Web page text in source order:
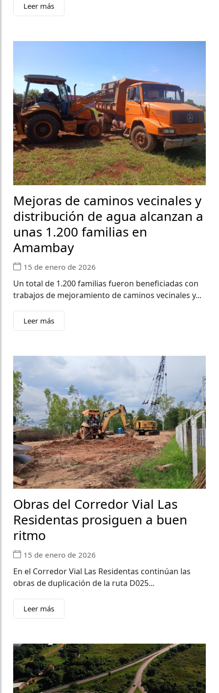
Leer más
Mejoras de caminos vecinales y
distribución de agua alcanzan a
unas 1.200 familias en
Amambay
15 de enero de 2026
Un total de 1.200 familias fueron beneficiadas con
trabajos de mejoramiento de caminos vecinales y...
Leer más
Obras del Corredor Vial Las
Residentas prosiguen a buen
ritmo
15 de enero de 2026
En el Corredor Vial Las Residentas continúan las
obras de duplicación de la ruta D025...
Leer más